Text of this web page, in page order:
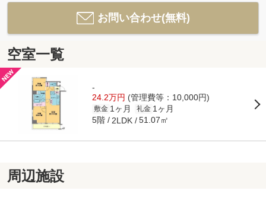
お問い合わせ(無料)
空室一覧
-
24.2万円 (管理費等：10,000円)
敷金 1ヶ月 礼金 1ヶ月
5階 2LDK 51.07㎡
周辺施設